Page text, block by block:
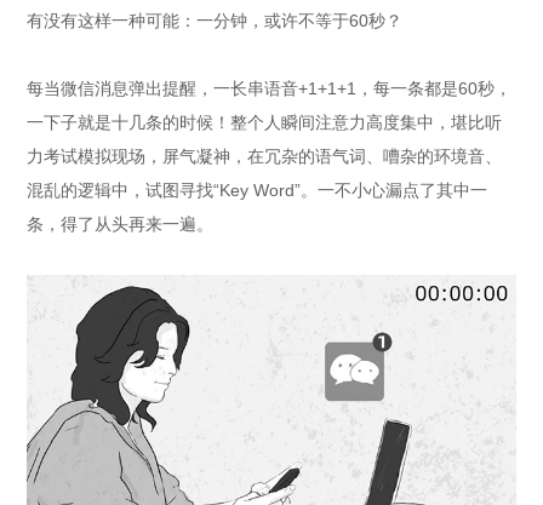
有没有这样一种可能：一分钟，或许不等于60秒？
每当微信消息弹出提醒，一长串语音+1+1+1，每一条都是60秒，
一下子就是十几条的时候！整个人瞬间注意力高度集中，堪比听
力考试模拟现场，屏气凝神，在冗杂的语气词、嘈杂的环境音、
混乱的逻辑中，试图寻找“Key Word”。一不小心漏点了其中一
条，得了从头再来一遍。